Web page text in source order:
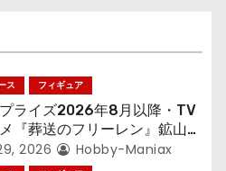
ス フィギュア
ライズ2026年8月以降・TV
『葬送のフリーレン』鉱山で
働くことになっっちゃった
ーレン」を立体化！
2026 Hobby-Maniax